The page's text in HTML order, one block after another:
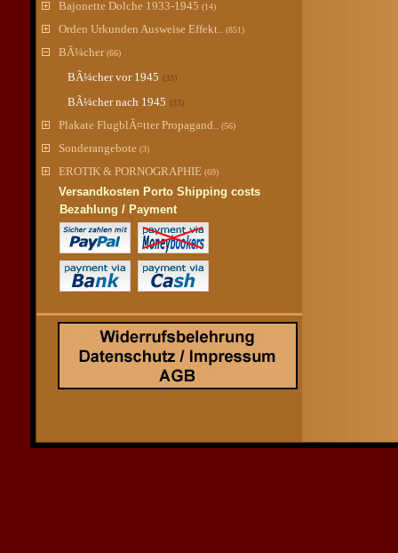
Bajonette Dolche 1933-1945 (14)
Orden Urkunden Ausweise Effekt.. (851)
BÃ¼cher (66)
BÃ¼cher vor 1945 (33)
BÃ¼cher nach 1945 (33)
Plakate FlugblÃ¤tter Propagand.. (56)
Sonderangebote (3)
EROTIK & PORNOGRAPHIE (69)
Versandkosten Porto Shipping costs
Bezahlung / Payment